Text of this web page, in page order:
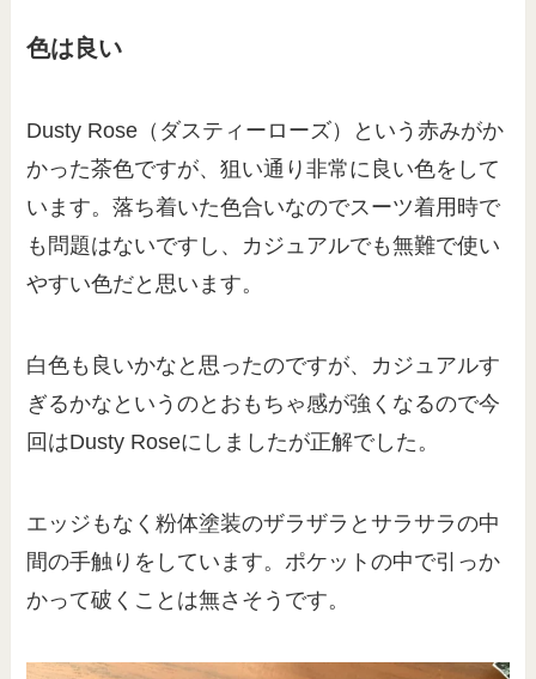
色は良い
Dusty Rose（ダスティーローズ）という赤みがか
かった茶色ですが、狙い通り非常に良い色をして
います。落ち着いた色合いなのでスーツ着用時で
も問題はないですし、カジュアルでも無難で使い
やすい色だと思います。
白色も良いかなと思ったのですが、カジュアルす
ぎるかなというのとおもちゃ感が強くなるので今
回はDusty Roseにしましたが正解でした。
エッジもなく粉体塗装のザラザラとサラサラの中
間の手触りをしています。ポケットの中で引っか
かって破くことは無さそうです。